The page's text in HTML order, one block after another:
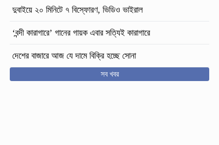
দুবাইয়ে ২০ মিনিটে ৭ বিস্ফোরণ, ভিডিও ভাইরাল
‘বন্দী কারাগারে’ গানের গায়ক এবার সত্যিই কারাগারে
দেশের বাজারে আজ যে দামে বিক্রি হচ্ছে সোনা
সব খবর